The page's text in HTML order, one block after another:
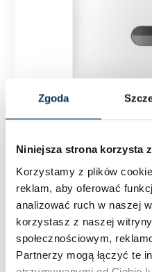
Zgoda
Niniejsza strona korzysta
Korzystamy z plików
reklam, aby oferować
analizować ruch w naszej
korzystasz z naszej
społecznościowym,
Partnerzy mogą łączyć te
Falownik Inwerter
10KTL-M1-HC 10 kW